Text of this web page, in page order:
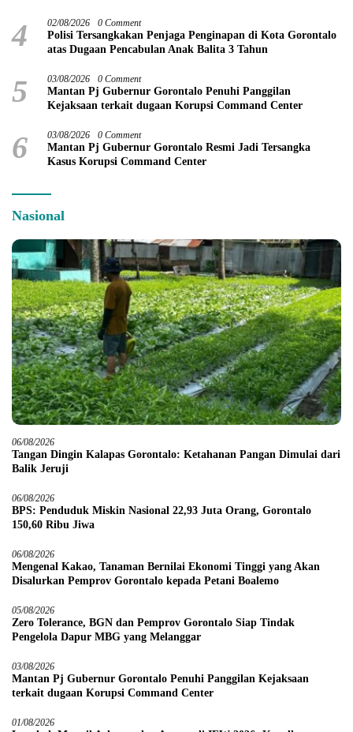
4 02/08/2026 0 Comment
Polisi Tersangkakan Penjaga Penginapan di Kota Gorontalo
atas Dugaan Pencabulan Anak Balita 3 Tahun
5 03/08/2026 0 Comment
Mantan Pj Gubernur Gorontalo Penuhi Panggilan
Kejaksaan terkait dugaan Korupsi Command Center
6 03/08/2026 0 Comment
Mantan Pj Gubernur Gorontalo Resmi Jadi Tersangka
Kasus Korupsi Command Center
Nasional
06/08/2026
Tangan Dingin Kalapas Gorontalo: Ketahanan Pangan Dimulai dari
Balik Jeruji
06/08/2026
BPS: Penduduk Miskin Nasional 22,93 Juta Orang, Gorontalo
150,60 Ribu Jiwa
06/08/2026
Mengenal Kakao, Tanaman Bernilai Ekonomi Tinggi yang Akan
Disalurkan Pemprov Gorontalo kepada Petani Boalemo
05/08/2026
Zero Tolerance, BGN dan Pemprov Gorontalo Siap Tindak
Pengelola Dapur MBG yang Melanggar
03/08/2026
Mantan Pj Gubernur Gorontalo Penuhi Panggilan Kejaksaan
terkait dugaan Korupsi Command Center
01/08/2026